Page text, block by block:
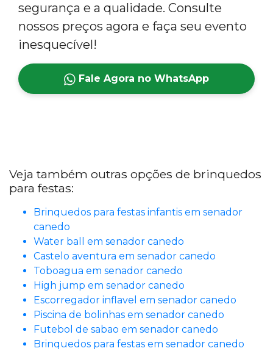
segurança e a qualidade. Consulte
nossos preços agora e faça seu evento
inesquecível!
Fale Agora no WhatsApp
Veja também outras opções de brinquedos
para festas:
Brinquedos para festas infantis em senador
canedo
Water ball em senador canedo
Castelo aventura em senador canedo
Toboagua em senador canedo
High jump em senador canedo
Escorregador inflavel em senador canedo
Piscina de bolinhas em senador canedo
Futebol de sabao em senador canedo
Brinquedos para festas em senador canedo